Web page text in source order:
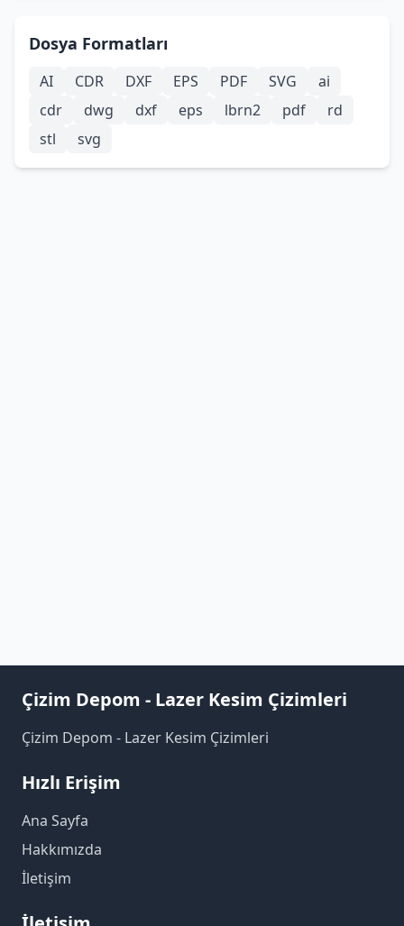
Dosya Formatları
AI CDR DXF EPS PDF SVG
ai
cdr
dwg dxf eps lbrn2 pdf
rd
stl
svg
Çizim Depom - Lazer Kesim Çizimleri
Çizim Depom - Lazer Kesim Çizimleri
Hızlı Erişim
Ana Sayfa
Hakkımızda
İletişim